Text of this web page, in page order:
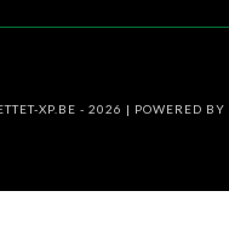
XP.BE - 2026 | POWERED BY